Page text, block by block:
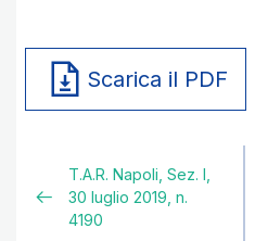
Scarica il PDF
T.A.R. Napoli, Sez. I,
30 luglio 2019, n.
4190